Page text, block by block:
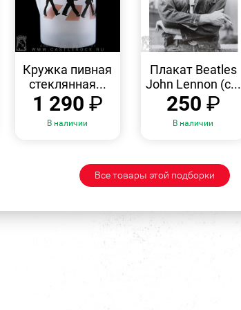
Кружка пивная
стеклянная...
1 290 ₽
В наличии
ПРОСМОТР
Плакат Beatles
John Lennon (с...
250 ₽
В наличии
Все товары этой подборки